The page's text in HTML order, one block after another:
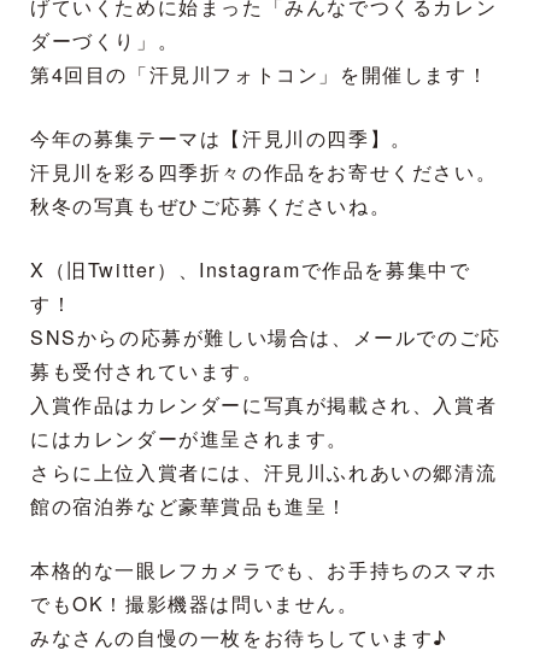
げていくために始まった「みんなでつくるカレン
ダーづくり」。
第4回目の「汗見川フォトコン」を開催します！
今年の募集テーマは【汗見川の四季】。
汗見川を彩る四季折々の作品をお寄せください。
秋冬の写真もぜひご応募くださいね。
X（旧Twitter）、Instagramで作品を募集中で
す！
SNSからの応募が難しい場合は、メールでのご応
募も受付されています。
入賞作品はカレンダーに写真が掲載され、入賞者
にはカレンダーが進呈されます。
さらに上位入賞者には、汗見川ふれあいの郷清流
館の宿泊券など豪華賞品も進呈！
本格的な一眼レフカメラでも、お手持ちのスマホ
でもOK！撮影機器は問いません。
みなさんの自慢の一枚をお待ちしています♪